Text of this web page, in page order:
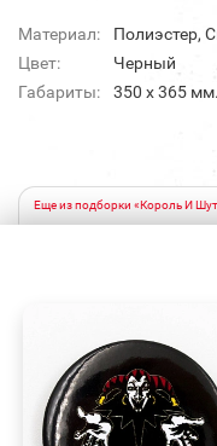
Материал:
Полиэстер,
Цвет:
Черный
Габариты:
350 х 365 мм.
Еще из подборки «Король И